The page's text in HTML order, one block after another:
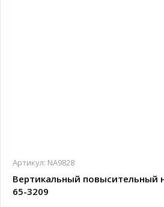
Артикул: NA9828
Вертикальный повысительный
65-3209